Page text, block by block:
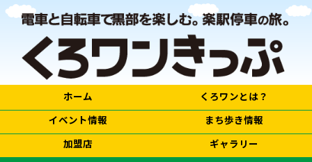
ホーム
くろワンとは？
イベント情報
まち歩き情報
加盟店
ギャラリー